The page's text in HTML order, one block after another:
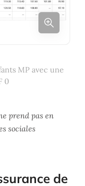
MP avec une
0
prend pas en
sociales
de